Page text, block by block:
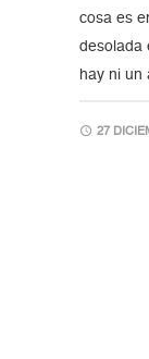
cosa es
desolada
hay ni un
27